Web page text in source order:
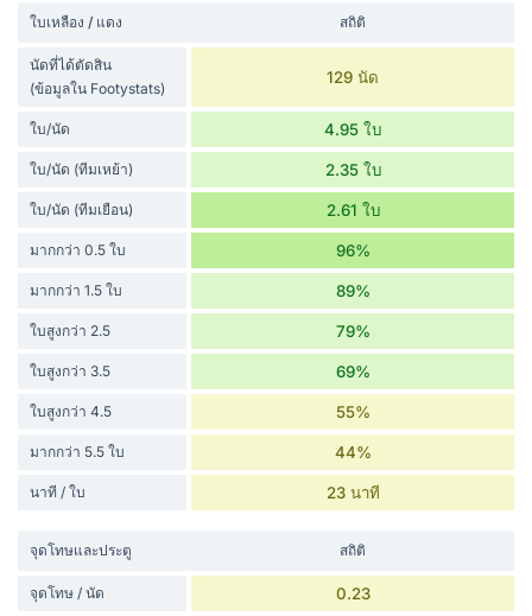
ใบเหลือง / แดง สถิติ
นัดที่ได้ตัดสิน
(ข้อมูลใน Footystats)
129 นัด
ใบ/นัด 4.95 ใบ
ใบ/นัด (ทีมเหย้า) 2.35 ใบ
ใบ/นัด (ทีมเยือน) 2.61 ใบ
มากกว่า 0.5 ใบ 96%
มากกว่า 1.5 ใบ 89%
ใบสูงกว่า 2.5 79%
ใบสูงกว่า 3.5 69%
ใบสูงกว่า 4.5 55%
มากกว่า 5.5 ใบ 44%
นาที / ใบ 23 นาที
จุดโทษและประตู สถิติ
จุดโทษ / นัด 0.23